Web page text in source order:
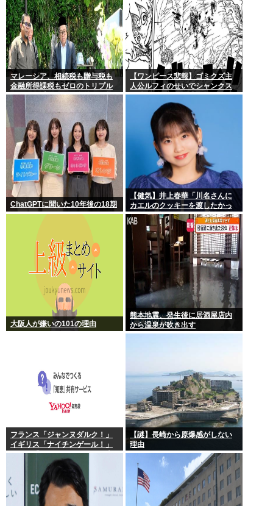
マレーシア、相続税も贈与税も
金融所得課税もゼロのトリプル
ゼロで優秀な移民を海外から集
めてしまう…
【ワンピース悲報】ゴミクズ主
人公ルフィのせいでシャンクス
に続きギャバンの腕も無くなる
ChatGPTに聞いた10年後の18期
【健気】井上春華「川名さんに
カエルのクッキーを渡したかっ
たけど、話しかけられず結局自
分で食べた」
大阪人が嫌いの101の理由
熊本地震、発生後に居酒屋店内
から温泉が吹き出す
フランス「ジャンヌダルク！」
イギリス「ナイチンゲール！」
インド「マザーテレサ！」日本
【謎】長崎から原爆感がしない
理由